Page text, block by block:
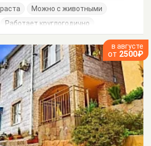
Можно с животными
Работает круглогодично
в августе
от 2500₽